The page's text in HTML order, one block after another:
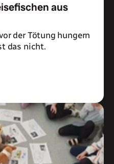
aus
der Tötung hungern
das nicht.